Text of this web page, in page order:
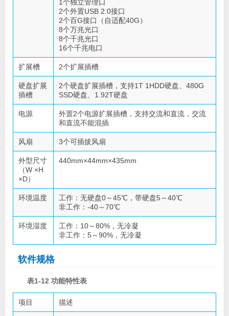
1个独立管理口
2个外置USB 2.0接口
2个百G接口（自适配40G）
8个万兆光口
8个千兆光口
16个千兆电口
扩展槽 2个扩展插槽
硬盘扩展
插槽
2个硬盘扩展插槽，支持1T 1HDD硬盘、480G
SSD硬盘、1.92T硬盘
电源
外置2个电源扩展插槽，支持交流和直流，交流
和直流不能混插
风扇 3个可插拔风扇
外型尺寸
（W ×H
×D）
440mm×44mm×435mm
环境温度
工作：无硬盘0～45℃，带硬盘5～40℃
非工作：-40～70℃
环境湿度
工作：10～80%，无冷凝
非工作：5～90%，无冷凝
软件规格
表1-12 功能特性表
项目 描述